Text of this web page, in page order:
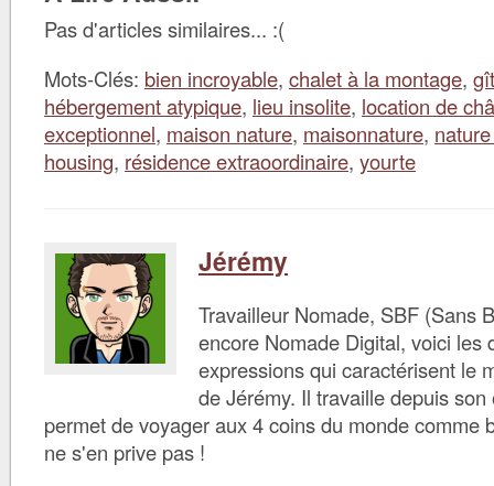
Pas d'articles similaires... :(
Mots-Clés: bien incroyable, chalet à la montage,
hébergement atypique, lieu insolite, location de
exceptionnel, maison nature, maisonnature,
housing, résidence extraoordinaire, yourte
Jérémy
Travailleur Nomade, SBF (Sans
encore Nomade Digital, voici les
expressions qui caractérisent le
de Jérémy. Il travaille depuis
permet de voyager aux 4 coins du monde comme
ne s'en prive pas !